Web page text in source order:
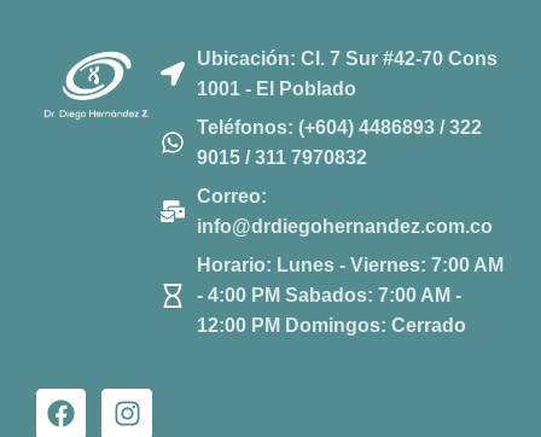
Ubicación: Cl. 7 Sur #42-70 Cons
1001 - El Poblado
Teléfonos: (+604) 4486893 / 322
9015 / 311 7970832
Correo:
info@drdiegohernandez.com.co
Horario: Lunes - Viernes: 7:00 AM
- 4:00 PM Sabados: 7:00 AM -
12:00 PM Domingos: Cerrado